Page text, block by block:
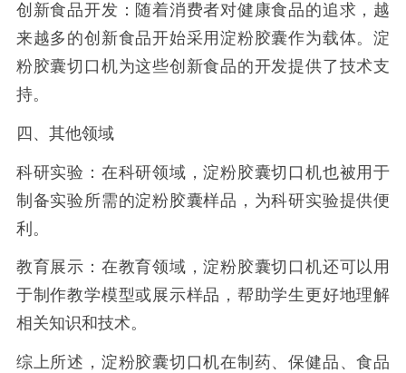
创新食品开发：随着消费者对健康食品的追求，越
来越多的创新食品开始采用淀粉胶囊作为载体。淀
粉胶囊切口机为这些创新食品的开发提供了技术支
持。
四、其他领域
科研实验：在科研领域，淀粉胶囊切口机也被用于
制备实验所需的淀粉胶囊样品，为科研实验提供便
利。
教育展示：在教育领域，淀粉胶囊切口机还可以用
于制作教学模型或展示样品，帮助学生更好地理解
相关知识和技术。
综上所述，淀粉胶囊切口机在制药、保健品、食品